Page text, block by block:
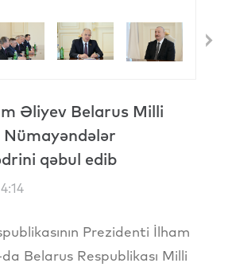
Əliyev Belarus Milli
Nümayəndələr
qəbul edib
Prezidenti İlham
Belarus Respublikası Milli